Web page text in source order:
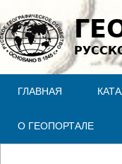
ГЛАВНАЯ
О ГЕОПОРТАЛЕ